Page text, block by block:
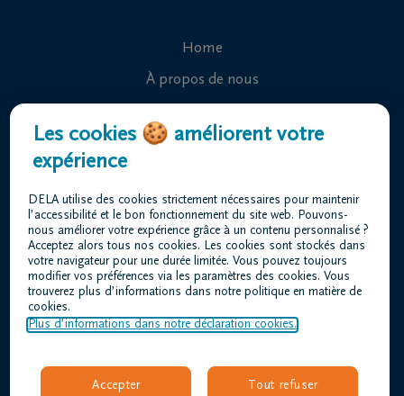
Home
À propos de nous
Organiser des funérailles
Nos centres funéraires
Questions fréquemment posées
Conditions d'utilisation
Déclaration relative à la vie privée
Déclaration d’accessibilité
Les cookies 🍪 améliorent votre
expérience
DELA utilise des cookies strictement nécessaires pour maintenir
l’accessibilité et le bon fonctionnement du site web. Pouvons-
nous améliorer votre expérience grâce à un contenu personnalisé ?
Acceptez alors tous nos cookies. Les cookies sont stockés dans
votre navigateur pour une durée limitée. Vous pouvez toujours
modifier vos préférences via les paramètres des cookies. Vous
trouverez plus d’informations dans notre politique en matière de
cookies.
Plus d’informations dans notre déclaration cookies.
Accepter Tout refuser